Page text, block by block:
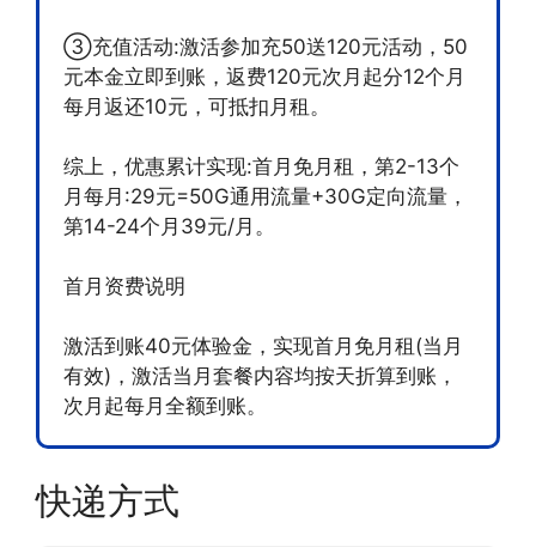
③充值活动:激活参加充50送120元活动，50
元本金立即到账，返费120元次月起分12个月
每月返还10元，可抵扣月租。
综上，优惠累计实现:首月免月租，第2-13个
月每月:29元=50G通用流量+30G定向流量，
第14-24个月39元/月。
首月资费说明
激活到账40元体验金，实现首月免月租(当月
有效)，激活当月套餐内容均按天折算到账，
次月起每月全额到账。
快递方式